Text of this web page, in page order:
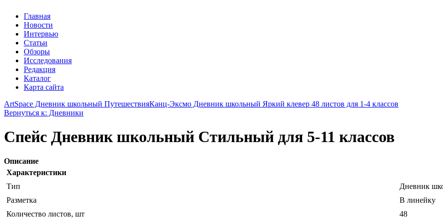
Главная
Новости
Интервью
Статьи
Обзоры
Исследования
Редакция
Каталог
Карта сайта
ArtSpace Дневник школьный ПутешествияКанц-Эксмо Дневник школьный Яркий клевер 48 листов для 1-4 классов
Вернуться к: Дневники
Спейс Дневник школьный Стильный для 5-11 классов
Описание
Характеристики
Тип
Дневник
Разметка
В линейку
Количество листов, шт
48